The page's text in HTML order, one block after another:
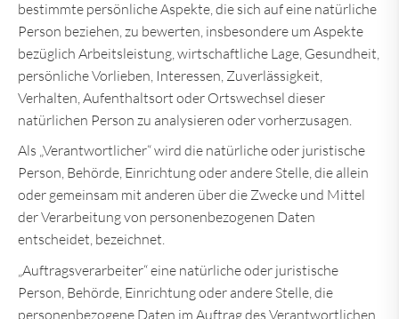
bestimmte persönliche Aspekte, die sich auf eine natürliche
Person beziehen, zu bewerten, insbesondere um Aspekte
bezüglich Arbeitsleistung, wirtschaftliche Lage, Gesundheit,
persönliche Vorlieben, Interessen, Zuverlässigkeit,
Verhalten, Aufenthaltsort oder Ortswechsel dieser
natürlichen Person zu analysieren oder vorherzusagen.
Als „Verantwortlicher“ wird die natürliche oder juristische
Person, Behörde, Einrichtung oder andere Stelle, die allein
oder gemeinsam mit anderen über die Zwecke und Mittel
der Verarbeitung von personenbezogenen Daten
entscheidet, bezeichnet.
„Auftragsverarbeiter“ eine natürliche oder juristische
Person, Behörde, Einrichtung oder andere Stelle, die
personenbezogene Daten im Auftrag des Verantwortlichen